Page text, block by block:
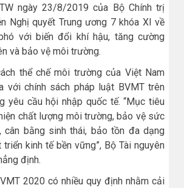
ngày 23/8/2019 của Bộ Chính trị
Nghị quyết Trung ương 7 khóa XI về
với biến đổi khí hậu, tăng cường
và bảo vệ môi trường.
thể chế môi trường của Việt Nam
với chính sách pháp luật BVMT trên
yêu cầu hội nhập quốc tế. “Mục tiêu
chất lượng môi trường, bảo vệ sức
cân bằng sinh thái, bảo tồn đa dạng
kinh tế bền vững”, Bộ Tài nguyên
định.
2020 có nhiều quy định nhằm cải